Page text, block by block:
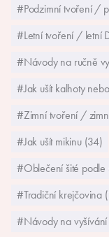
#Podzimní tvoření /
#Letní tvoření / letní
#Návody na ručně
#Jak ušít kalhoty
#Zimní tvoření /
#Jak ušít mikinu (34)
#Oblečení šité podle
#Tradiční krejčovina
#Návody na